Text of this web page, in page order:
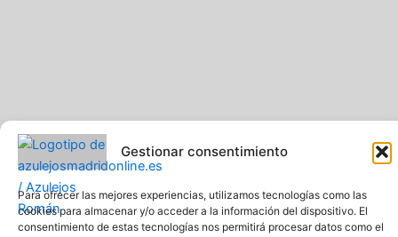
Gestionar consentimiento
Para ofrecer las mejores experiencias, utilizamos tecnologías como las
cookies para almacenar y/o acceder a la información del dispositivo. El
consentimiento de estas tecnologías nos permitirá procesar datos como el
Pavimentos y Azulejos Román S.L.. Todos los derechos